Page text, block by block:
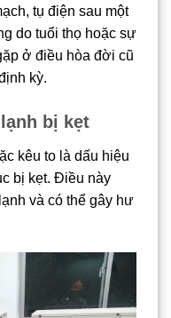
tụ điện sau một
do tuổi thọ hoặc sự
ở điều hòa đời cũ
kỳ.
bị kẹt
kêu to là dấu hiệu
bị kẹt. Điều này
và có thể gây hư